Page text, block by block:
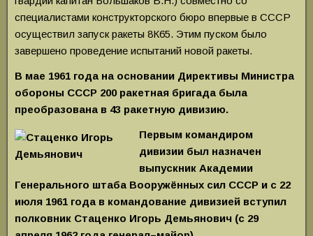
специалистами конструкторского бюро впервые в СССР
осуществил запуск ракеты 8К65. Этим пуском было
завершено проведение испытаний новой ракеты.
В мае 1961 года на основании Директивы Министра
обороны СССР 200 ракетная бригада была
преобразована в 43 ракетную дивизию.
Первым командиром
дивизии был назначен
выпускник Академии
Генерального штаба Вооружённых сил СССР и с 22
июля 1961 года в командование дивизией вступил
полковник Стаценко Игорь Демьянович (с 29